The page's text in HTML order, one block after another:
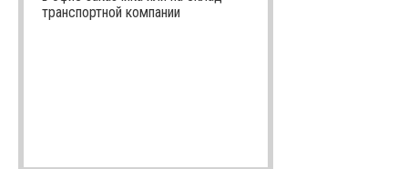
транспортной компании